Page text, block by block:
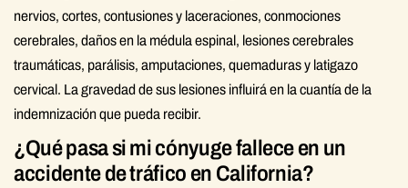
nervios, cortes, contusiones y laceraciones, conmociones
cerebrales, daños en la médula espinal, lesiones cerebrales
traumáticas, parálisis, amputaciones, quemaduras y latigazo
cervical. La gravedad de sus lesiones influirá en la cuantía de la
indemnización que pueda recibir.
¿Qué pasa si mi cónyuge fallece en un
accidente de tráfico en California?